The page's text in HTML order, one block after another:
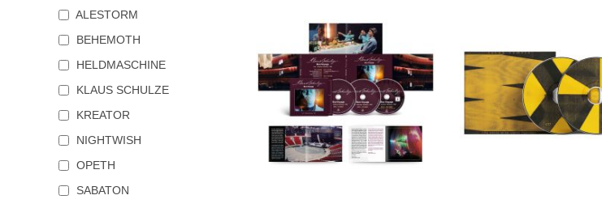
ALESTORM
BEHEMOTH
HELDMASCHINE
KLAUS SCHULZE
KREATOR
NIGHTWISH
OPETH
SABATON